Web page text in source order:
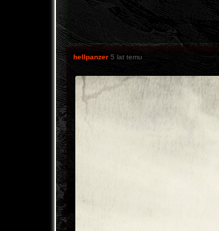
hellpanzer 5 lat temu